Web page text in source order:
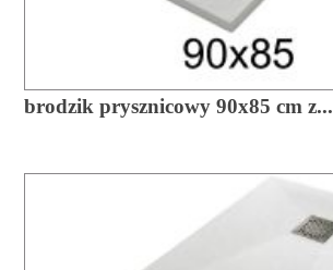
brodzik prysznicowy 90x85 cm z...